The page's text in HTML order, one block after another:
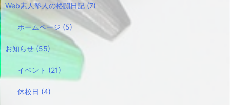
Web素人塾人の格闘日記 (7)
ホームページ (5)
お知らせ (55)
イベント (21)
休校日 (4)